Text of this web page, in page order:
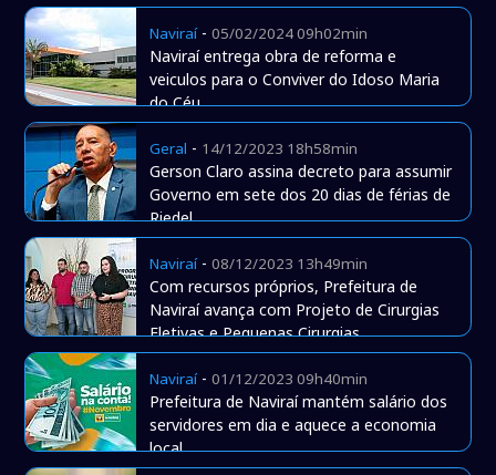
Naviraí-05/02/2024 09h02min
Naviraí entrega obra de reforma e
veiculos para o Conviver do Idoso Maria
do Céu
Geral - 14/12/2023 18h58min
Gerson Claro assina decreto para assumir
Governo em sete dos 20 dias de férias de
Riedel
Naviraí-08/12/2023 13h49min
Com recursos próprios, Prefeitura de
Naviraí avança com Projeto de Cirurgias
Eletivas e Pequenas Cirurgias
Naviraí-01/12/2023 09h40min
Prefeitura de Naviraí mantém salário dos
servidores em dia e aquece a economia
local